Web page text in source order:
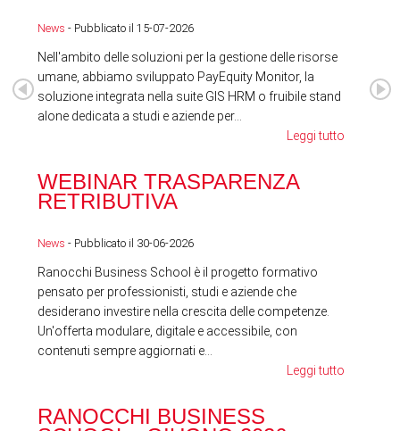
News - Pubblicato il 15-07-2026
Nell'ambito delle soluzioni per la gestione delle risorse
umane, abbiamo sviluppato PayEquity Monitor, la
soluzione integrata nella suite GIS HRM o fruibile stand
alone dedicata a studi e aziende per...
Leggi tutto
WEBINAR TRASPARENZA
RETRIBUTIVA
News - Pubblicato il 30-06-2026
Ranocchi Business School è il progetto formativo
pensato per professionisti, studi e aziende che
desiderano investire nella crescita delle competenze.
Un'offerta modulare, digitale e accessibile, con
contenuti sempre aggiornati e...
Leggi tutto
RANOCCHI BUSINESS